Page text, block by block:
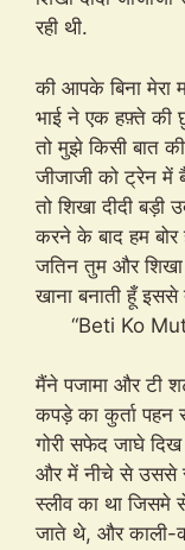
रही थी.
की आपके बिना मेरा
भाई ने एक हफ़्ते की
तो मुझे किसी बात
जीजाजी को ट्रेन
तो शिखा दीदी बड़ी
करने के बाद हम बोर
जतिन तुम और
खाना बनाती हूँ
“Beti Ko
मैंने पजामा और टी
कपड़े का कुर्ता पहन
गोरी सफेद जाघे
और में नीचे से उससे
स्लीव का था जिसमे
जाते थे, और काली-